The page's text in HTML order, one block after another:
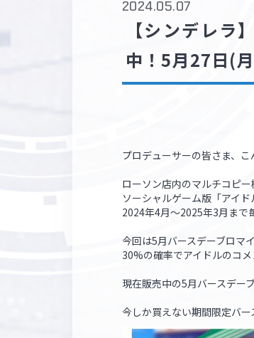
2024.05.07
【シンデレ
中！5月27日(
プロデューサーの皆さま、こ
ローソン店内のマルチコピ
ソーシャルゲーム版「アイ
2024年4月～2025年3月まで
今回は5月バースデーブロマ
30%の確率でアイドルのコ
現在販売中の5月バースデー
今しか買えない期間限定バ